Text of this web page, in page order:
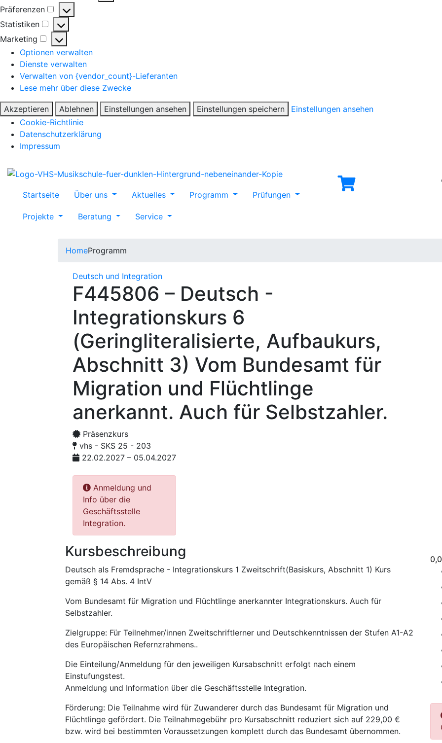
Präferenzen
Statistiken
Marketing
Optionen verwalten
Dienste verwalten
Verwalten von {vendor_count}-Lieferanten
Lese mehr über diese Zwecke
Akzeptieren Ablehnen Einstellungen ansehen Einstellungen speichern
Einstellungen ansehen
Cookie-Richtlinie
Datenschutzerklärung
Impressum
Startseite Über uns Aktuelles Programm Prüfungen
Projekte Beratung Service
HomeProgramm
Deutsch und Integration
F445806 – Deutsch -
Integrationskurs 6
(Geringliteralisierte, Aufbaukurs,
Abschnitt 3) Vom Bundesamt für
Migration und Flüchtlinge
anerkannt. Auch für Selbstzahler.
Präsenzkurs
vhs - SKS 25 - 203
22.02.2027 – 05.04.2027
Anmeldung und
Info über die
Geschäftsstelle
Integration.
Kursbeschreibung
Deutsch als Fremdsprache - Integrationskurs 1 Zweitschrift(Basiskurs, Abschnitt 1) Kurs
gemäß § 14 Abs. 4 IntV
Vom Bundesamt für Migration und Flüchtlinge anerkannter Integrationskurs. Auch für
Selbstzahler.
Zielgruppe: Für Teilnehmer/innen Zweitschriftlerner und Deutschkenntnissen der Stufen A1-A2
des Europäischen Refernzrahmens..
Die Einteilung/Anmeldung für den jeweiligen Kursabschnitt erfolgt nach einem
Einstufungstest.
Anmeldung und Information über die Geschäftsstelle Integration.
Förderung: Die Teilnahme wird für Zuwanderer durch das Bundesamt für Migration und
Flüchtlinge gefördert. Die Teilnahmegebühr pro Kursabschnitt reduziert sich auf 229,00 €
bzw. wird bei bestimmten Voraussetzungen komplett durch das Bundesamt übernommen.